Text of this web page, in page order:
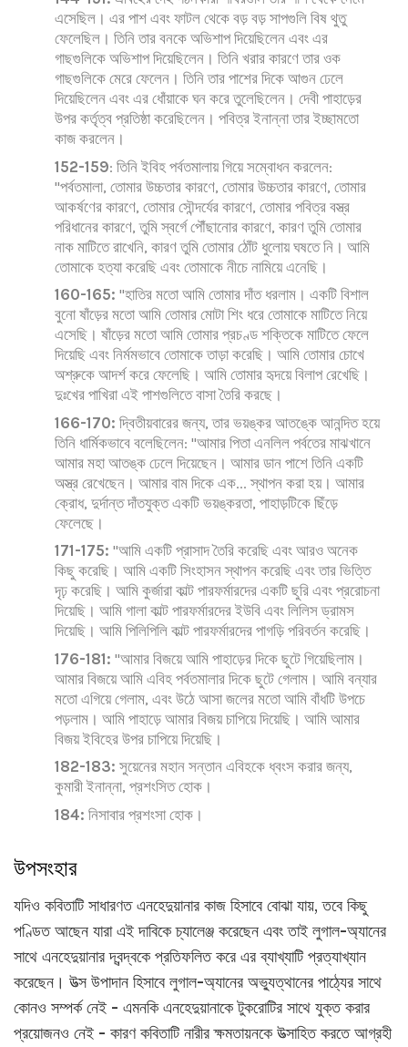
এসেছিল। এর পাশ এবং ফাটল থেকে বড় বড় সাপগুলি বিষ থুতু
ফেলেছিল। তিনি তার বনকে অভিশাপ দিয়েছিলেন এবং এর
গাছগুলিকে অভিশাপ দিয়েছিলেন। তিনি খরার কারণে তার ওক
গাছগুলিকে মেরে ফেলেন। তিনি তার পাশের দিকে আগুন ঢেলে
দিয়েছিলেন এবং এর ধোঁয়াকে ঘন করে তুলেছিলেন। দেবী পাহাড়ের
উপর কর্তৃত্ব প্রতিষ্ঠা করেছিলেন। পবিত্র ইনান্না তার ইচ্ছামতো
কাজ করলেন।
152-159: তিনি ইবিহ পর্বতমালায় গিয়ে সম্বোধন করলেন:
"পর্বতমালা, তোমার উচ্চতার কারণে, তোমার উচ্চতার কারণে, তোমার
আকর্ষণের কারণে, তোমার সৌন্দর্যের কারণে, তোমার পবিত্র বস্ত্র
পরিধানের কারণে, তুমি স্বর্গে পৌঁছানোর কারণে, কারণ তুমি তোমার
নাক মাটিতে রাখেনি, কারণ তুমি তোমার ঠোঁট ধুলোয় ঘষতে নি। আমি
তোমাকে হত্যা করেছি এবং তোমাকে নীচে নামিয়ে এনেছি।
160-165: "হাতির মতো আমি তোমার দাঁত ধরলাম। একটি বিশাল
বুনো ষাঁড়ের মতো আমি তোমার মোটা শিং ধরে তোমাকে মাটিতে নিয়ে
এসেছি। ষাঁড়ের মতো আমি তোমার প্রচণ্ড শক্তিকে মাটিতে ফেলে
দিয়েছি এবং নির্মমভাবে তোমাকে তাড়া করেছি। আমি তোমার চোখে
অশ্রুকে আদর্শ করে ফেলেছি। আমি তোমার হৃদয়ে বিলাপ রেখেছি।
দুঃখের পাখিরা এই পাশগুলিতে বাসা তৈরি করছে।
166-170: দ্বিতীয়বারের জন্য, তার ভয়ঙ্কর আতঙ্কে আনন্দিত হয়ে
তিনি ধার্মিকভাবে বলেছিলেন: "আমার পিতা এনলিল পর্বতের মাঝখানে
আমার মহা আতঙ্ক ঢেলে দিয়েছেন। আমার ডান পাশে তিনি একটি
অস্ত্র রেখেছেন। আমার বাম দিকে এক... স্থাপন করা হয়। আমার
ক্রোধ, দুর্দান্ত দাঁতযুক্ত একটি ভয়ঙ্করতা, পাহাড়টিকে ছিঁড়ে
ফেলেছে।
171-175: "আমি একটি প্রাসাদ তৈরি করেছি এবং আরও অনেক
কিছু করেছি। আমি একটি সিংহাসন স্থাপন করেছি এবং তার ভিত্তি
দৃঢ় করেছি। আমি কুর্জারা কাল্ট পারফর্মারদের একটি ছুরি এবং প্ররোচনা
দিয়েছি। আমি গালা কাল্ট পারফর্মারদের ইউবি এবং লিলিস ড্রামস
দিয়েছি। আমি পিলিপিলি কাল্ট পারফর্মারদের পাগড়ি পরিবর্তন করেছি।
176-181: "আমার বিজয়ে আমি পাহাড়ের দিকে ছুটে গিয়েছিলাম।
আমার বিজয়ে আমি এবিহ পর্বতমালার দিকে ছুটে গেলাম। আমি বন্যার
মতো এগিয়ে গেলাম, এবং উঠে আসা জলের মতো আমি বাঁধটি উপচে
পড়লাম। আমি পাহাড়ে আমার বিজয় চাপিয়ে দিয়েছি। আমি আমার
বিজয় ইবিহের উপর চাপিয়ে দিয়েছি।
182-183: সুয়েনের মহান সন্তান এবিহকে ধ্বংস করার জন্য,
কুমারী ইনান্না, প্রশংসিত হোক।
184: নিসাবার প্রশংসা হোক।
উপসংহার
যদিও কবিতাটি সাধারণত এনহেদুয়ানার কাজ হিসাবে বোঝা যায়, তবে কিছু
পণ্ডিত আছেন যারা এই দাবিকে চ্যালেঞ্জ করেছেন এবং তাই লুগাল-অ্যানের
সাথে এনহেদুয়ানার দ্বন্দ্বকে প্রতিফলিত করে এর ব্যাখ্যাটি প্রত্যাখ্যান
করেছেন। উত্স উপাদান হিসাবে লুগাল-অ্যানের অভ্যুত্থানের পাঠ্যের সাথে
কোনও সম্পর্ক নেই - এমনকি এনহেদুয়ানাকে টুকরোটির সাথে যুক্ত করার
প্রয়োজনও নেই - কারণ কবিতাটি নারীর ক্ষমতায়নকে উত্সাহিত করতে আগ্রহী